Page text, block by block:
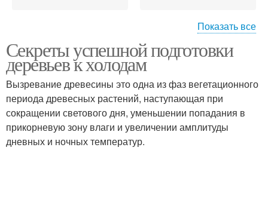
период
наступлением
Подготовка к зиме Растения к зиме
Показать все
Секреты успешной подготовки
деревьев к холодам
Вызревание древесины это одна из фаз вегетационного
периода древесных растений, наступающая при
сокращении светового дня, уменьшении попадания в
прикорневую зону влаги и увеличении амплитуды
дневных и ночных температур.